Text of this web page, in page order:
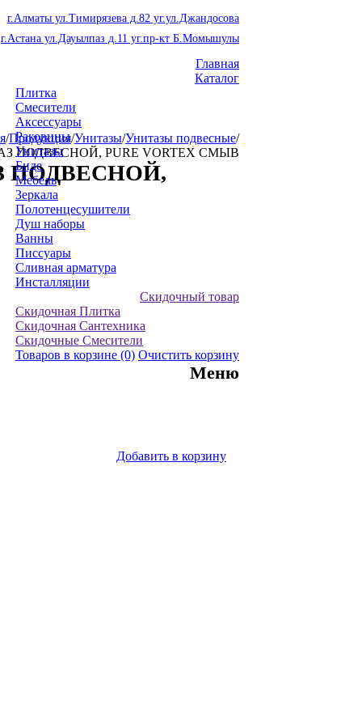
г.Алматы ул.Тимирязева д.82 уг.ул.Джандосова
г.Астана ул.Дауылпаз д.11 уг.пр-кт Б.Момышулы
Главная
Каталог
Плитка
Смесители
Аксессуары
Раковины
Унитазы
Биде
Мебель
Зеркала
Полотенцесушители
Душ наборы
Ванны
Писсуары
Сливная арматура
Инсталляции
Скидочный товар
Скидочная Плитка
Скидочная Сантехника
Скидочные Смесители
Товаров в корзине (0) Очистить корзину
Меню
/Продукция/Унитазы/Унитазы подвесные/
ПОДВЕСНОЙ, PURE VORTEX СМЫВ
ПОДВЕСНОЙ,
Добавить в корзину